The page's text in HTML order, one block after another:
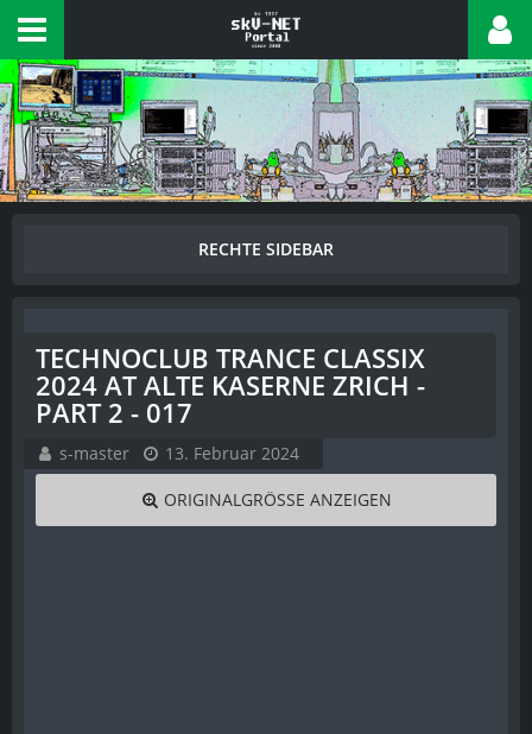
TECHNOCLUB TRANCE CLASSIX
2024 AT ALTE KASERNE ZRICH -
PART 2 - 017
s-master 13. Februar 2024
ORIGINALGRÖSSE ANZEIGEN